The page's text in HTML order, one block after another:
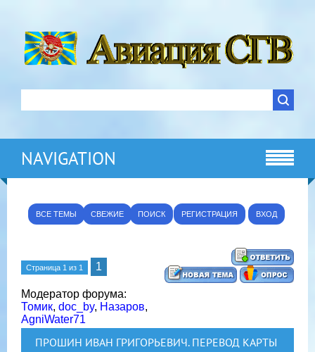
NAVIGATION
ВСЕ ТЕМЫ СВЕЖИЕ ПОИСК РЕГИСТРАЦИЯ ВХОД
Страница 1 из 1 1
Модератор форума:
Томик, doc_by, Назаров,
AgniWater71
ПРОШИН ИВАН ГРИГОРЬЕВИЧ. ПЕРЕВОД КАРТЫ